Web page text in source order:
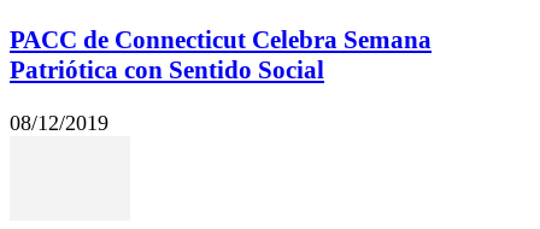
PACC de Connecticut Celebra Semana
Patriótica con Sentido Social
08/12/2019